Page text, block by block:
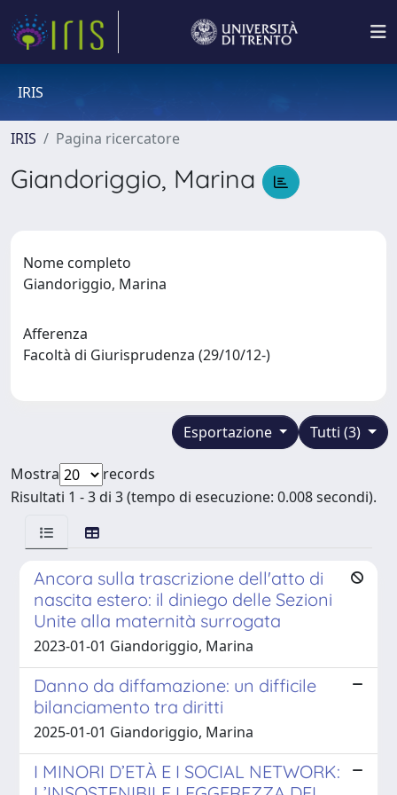
IRIS
IRIS Pagina ricercatore
Giandoriggio, Marina
Nome completo
Giandoriggio, Marina
Afferenza
Facoltà di Giurisprudenza (29/10/12-)
Tutti (3)
Esportazione
Mostra
records
Risultati 1 - 3 di 3 (tempo di esecuzione: 0.008 secondi).
Ancora sulla trascrizione dell'atto di
nascita estero: il diniego delle Sezioni
Unite alla maternità surrogata
2023-01-01 Giandoriggio, Marina
Danno da diffamazione: un difficile
bilanciamento tra diritti
2025-01-01 Giandoriggio, Marina
I MINORI D’ETÀ E I SOCIAL NETWORK: